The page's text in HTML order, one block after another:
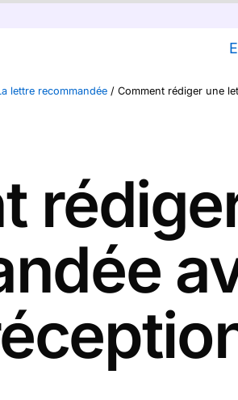
lettre recommandée / Comment rédiger une